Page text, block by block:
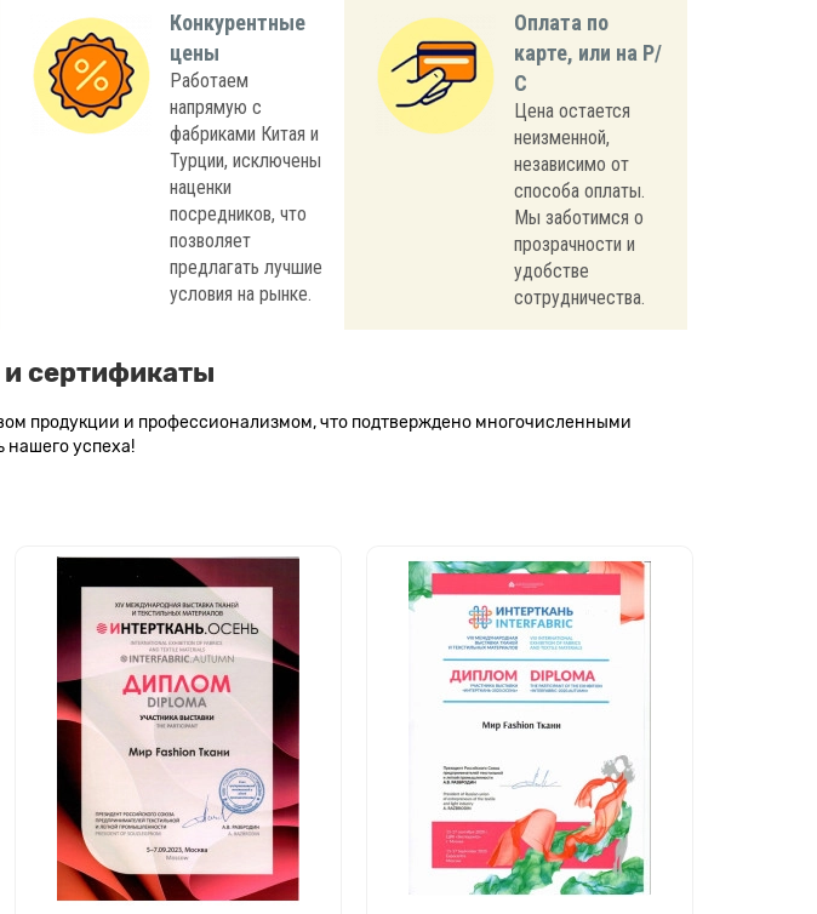
Конкурентные
цены
Работаем
напрямую с
фабриками Китая и
Турции, исключены
наценки
посредников, что
позволяет
предлагать лучшие
условия на рынке.
Оплата по
карте, или на Р/
С
Цена остается
неизменной,
независимо от
способа оплаты.
Мы заботимся о
прозрачности и
удобстве
сотрудничества.
сертификаты
продукции и профессионализмом, что подтверждено многочисленными
нашего успеха!